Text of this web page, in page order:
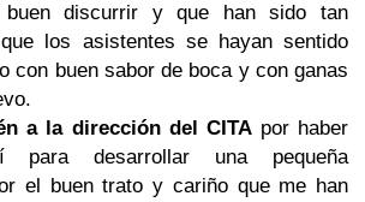
discurrir y que han sido tan
los asistentes se hayan sentido
con buen sabor de boca y con ganas
a la dirección del CITApor haber
para desarrollar una pequeña
el buen trato y cariño que me han